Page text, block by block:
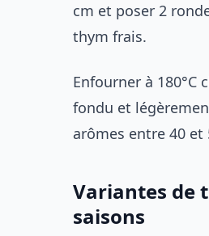
cm et poser 2
thym frais.
Enfourner à
fondu et
arômes entre 40 et
Variantes de
saisons